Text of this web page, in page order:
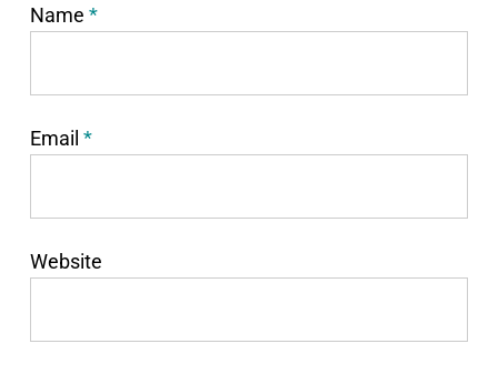
Name *
Email *
Website